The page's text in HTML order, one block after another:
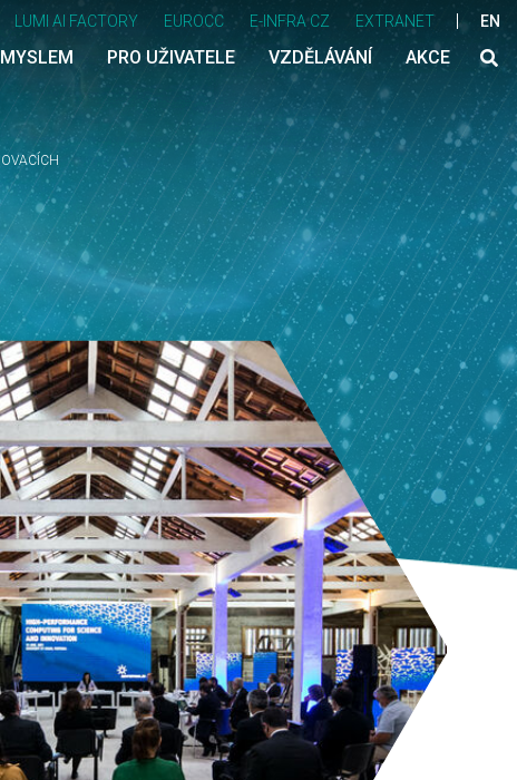
LUMI AI FACTORY EUROCC E-INFRA CZ EXTRANET EN
PRO UŽIVATELE VZDĚLÁVÁNÍ AKCE